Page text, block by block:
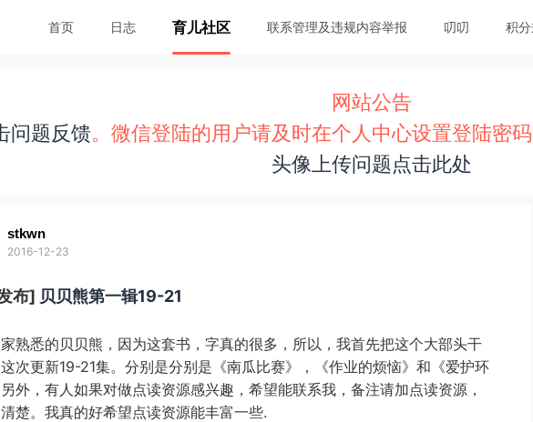
首页 日志 育儿社区 联系管理及违规内容举报 叨叨 积
网站公告
问题反馈。微信登陆的用户请及时在个人中心设置登陆密
头像上传问题点击此处
stkwn
2016-12-23
布] 贝贝熊第一辑19-21
熟悉的贝贝熊，因为这套书，字真的很多，所以，我首先把这个大部头干
次更新19-21集。分别是分别是《南瓜比赛》，《作业的烦恼》和《爱护环
外，有人如果对做点读资源感兴趣，希望能联系我，备注请加点读资源，
楚。我真的好希望点读资源能丰富一些.